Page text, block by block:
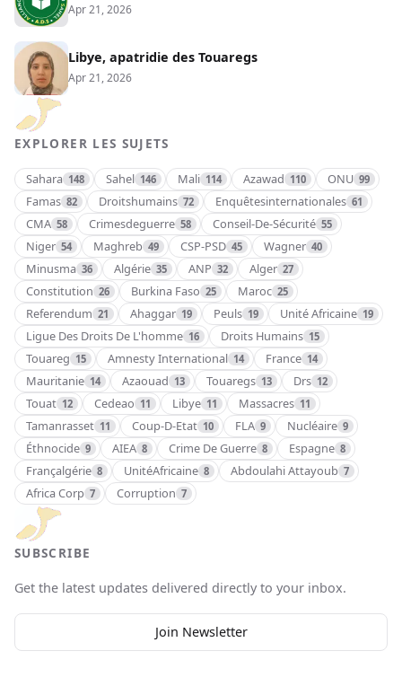
Apr 21, 2026
Libye, apatridie des Touaregs
Apr 21, 2026
EXPLORER LES SUJETS
Sahara 148 Sahel 146 Mali 114 Azawad 110 ONU 99
Famas 82 Droitshumains 72 Enquêtesinternationales 61
CMA 58 Crimesdeguerre 58 Conseil-De-Sécurité 55
Niger 54 Maghreb 49 CSP-PSD 45 Wagner 40
Minusma 36 Algérie 35 ANP 32 Alger 27
Constitution 26 Burkina Faso 25 Maroc 25
Referendum 21 Ahaggar 19 Peuls 19 Unité Africaine 19
Ligue Des Droits De L'homme 16 Droits Humains 15
Touareg 15 Amnesty International 14 France 14
Mauritanie 14 Azaouad 13 Touaregs 13 Drs 12
Touat 12 Cedeao 11 Libye 11 Massacres 11
Tamanrasset 11 Coup-D-Etat 10 FLA 9 Nucléaire 9
Éthnocide 9 AIEA 8 Crime De Guerre 8 Espagne 8
Françalgérie 8 UnitéAfricaine 8 Abdoulahi Attayoub 7
Africa Corp 7 Corruption 7
SUBSCRIBE
Get the latest updates delivered directly to your inbox.
Join Newsletter